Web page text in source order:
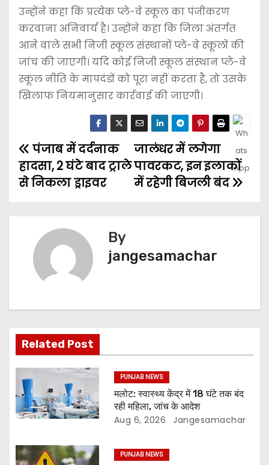
उन्होंने कहा कि प्रत्येक प्ले-वे स्कूल का पंजीकरण
करवाना अनिवार्य है। उन्होंने कहा कि जिला अंतर्गत
आने वाले सभी निजी स्कूल संस्थानों प्ले-वे स्कूलों की
जांच की जाएगी। यदि कोई निजी स्कूल संस्थान प्ले-वे
स्कूल नीति के मापदंडों को पूरा नहीं करता है, तो उसके
खिलाफ नियमानुसार कार्रवाई की जाएगी।
जालंधर में लगेगा
पावरकट, इन इलाकों
में रहेगी बिजली बंद
पंजाब में दर्दनाक
हादसा, 2 घंटे बाद ट्राले
से निकला ड्राइवर
By
jangesamachar
Related Post
PUNJAB NEWS
मलोट: स्वास्थ्य केंद्र में 18 घंटे तक बंद
रही महिला, जांच के आदेश
Aug 6, 2026 Jangesamachar
PUNJAB NEWS